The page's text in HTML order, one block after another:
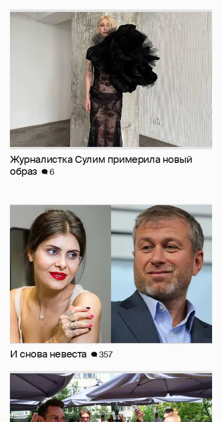
Журналистка Сулим примерила новый
образ
6
И снова невеста 357